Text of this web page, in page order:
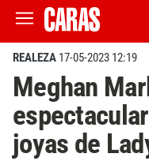
REALEZA 17-05-2023 12:19
Meghan
joyas de